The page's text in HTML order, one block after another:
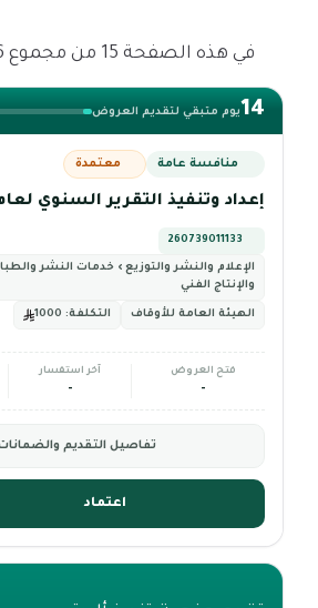
في هذه الصفحة 15 من مجموع 8726 منافسة
14يوم متبقي لتقديم العروض
منافسة عامة معتمدة
إعداد وتنفيذ التقرير السنوي لعام
260739011133
الإعلام والنشر والتوزيع › خدمات النشر
والإنتاج الفني
الهيئة العامة للأوقاف التكلفة:
فتح العروض
-
آخر استفسار
-
تفاصيل التقديم
اعتماد